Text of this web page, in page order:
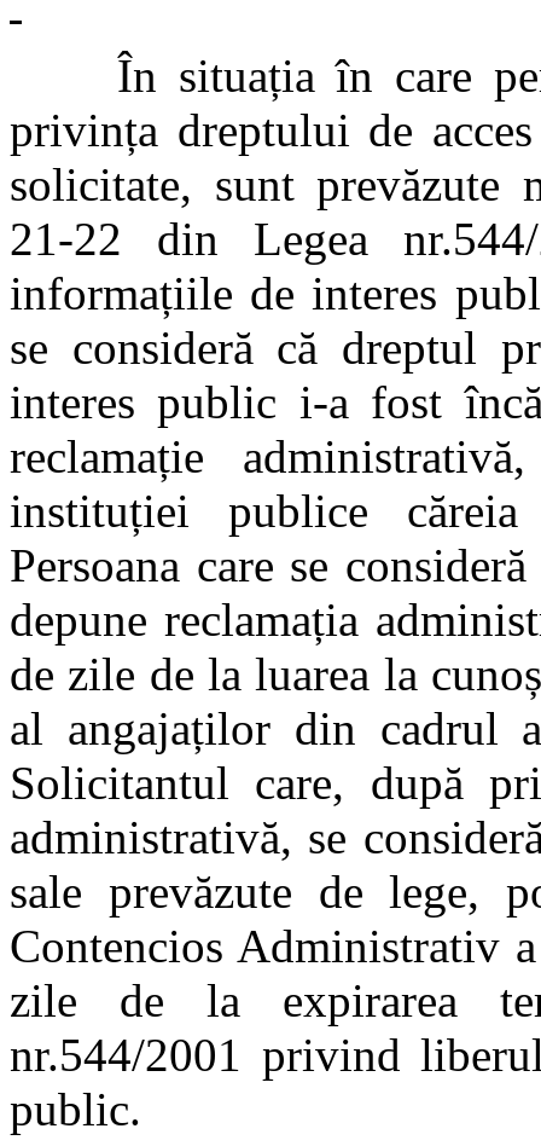
În situația în care
privința dreptului de
solicitate, sunt prevăzute
21-22 din Legea
informațiile de interes
se consideră că dreptul
interes public i-a fost
reclamație
instituției publice
Persoana care se
depune reclamația
de zile de la luarea la
al angajaților din cadrul
Solicitantul care, după
administrativă, se
sale prevăzute de lege,
Contencios Administrativ
zile de la expirarea
nr.544/2001 privind
public.